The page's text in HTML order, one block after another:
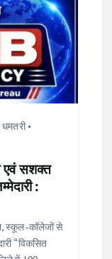
धमतरी
एवं सशक्त
:
स्कूल-कॉलेजों से
“विकसित